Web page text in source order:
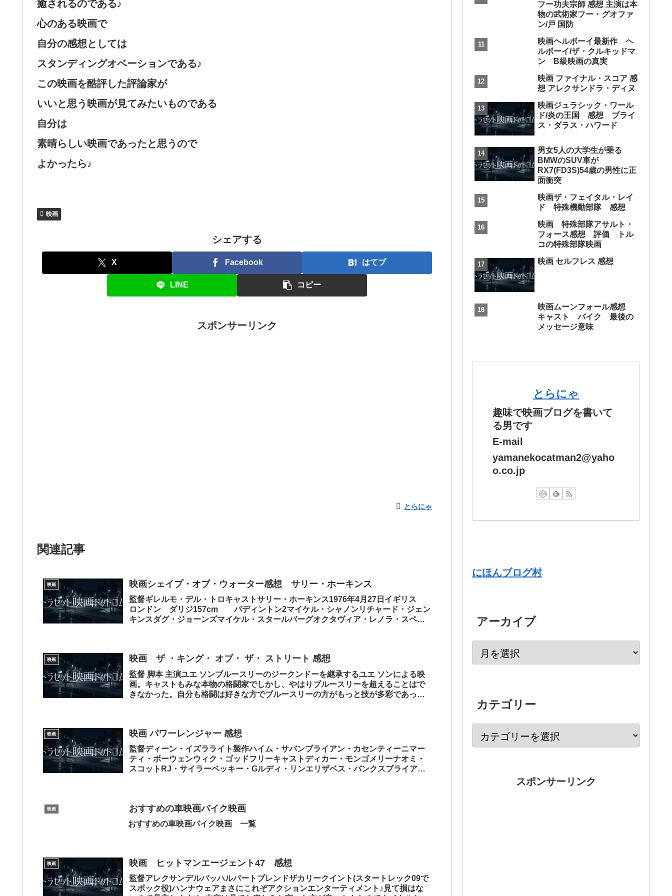
癒されるのである♪
心のある映画で
自分の感想としては
スタンディングオベーションである♪
この映画を酷評した評論家が
いいと思う映画が見てみたいものである
自分は
素晴らしい映画であったと思うので
よかったら♪
映画
シェアする
X Facebook はてブ
LINE コピー
スポンサーリンク
とらにゃ
関連記事
映画 映画シェイプ・オブ・ウォーター感想 サリー・ホーキンス
監督ギレルモ・デル・トロキャストサリー・ホーキンス1976年4月27日イギリス
ロンドン ダリジ157cm パディントン2マイケル・シャノンリチャード・ジェン
キンスダグ・ジョーンズマイケル・スタールバーグオクタヴィア・レノラ・スペン
映画 映画 ザ ・キング・ オブ・ ザ・ ストリート 感想
監督 脚本 主演ユエ ソンブルースリーのジークンドーを継承するユエ ソンによる映
画。キャストもみな本物の格闘家でしかし、やはりブルースリーを超えることはで
きなかった。自分も格闘は好きな方でブルースリーの方がもっと技が多彩であった
映画 映画 パワーレンジャー 感想
監督ディーン・イズラライト製作ハイム・サバンブライアン・カセンティーニマー
ティ・ボーウェンウィク・ゴッドフリーキャストディカー・モンゴメリーナオミ・
スコットRJ・サイラーベッキー・Gルディ・リンエリザベス・バンクスブライア
映画 おすすめの車映画バイク映画
おすすめの車映画バイク映画 一覧
映画 映画 ヒットマンエージェント47 感想
監督アレクサンデルバッハルパートブレンドザカリークイント(スタートレック09で
スポック役)ハンナウェアまさにこれぞアクションエンターティメント♪見て損はな
フー功夫宗師 感想 主演は本
物の武術家フー・グオファ
ン/戸 国防
映画ヘルボーイ最新作 ヘ
ルボーイ/ザ・クルキッドマ
ン B級映画の真実
映画 ファイナル・スコア 感
想 アレクサンドラ・ディヌ
映画ジュラシック・ワール
ド/炎の王国 感想 ブライ
ス・ダラス・ハワード
男女5人の大学生が乗る
BMWのSUV車が
RX7(FD3S)54歳の男性に正
面衝突
映画ザ・フェイタル・レイ
ド 特殊機動部隊 感想
映画 特殊部隊アサルト・
フォース感想 評価 トル
コの特殊部隊映画
映画 セルフレス 感想
映画ムーンフォール感想
キャスト バイク 最後の
メッセージ意味
とらにゃ
趣味で映画ブログを書いて
る男です
E-mail
yamanekocatman2@yaho
o.co.jp
にほんブログ村
アーカイブ
カテゴリー
スポンサーリンク